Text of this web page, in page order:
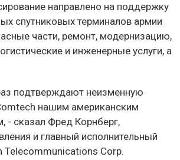
направлено на поддержку
спутниковых терминалов армии
части, ремонт, модернизацию,
и инженерные услуги, а
подтверждают неизменную
нашим американским
- сказал Фред Корнберг,
и главный исполнительный
Telecommunications Corp.